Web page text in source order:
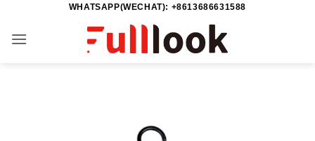
contenuti
WHATSAPP(WECHAT): +8613686631588